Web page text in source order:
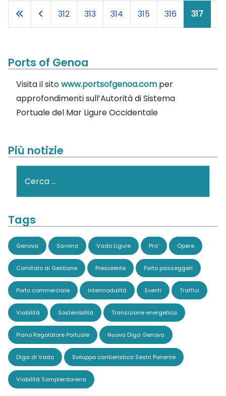
312 313 314 315 316 317
Ports of Genoa
Visita il sitowww.portsofgenoa.com per
approfondimenti sull’Autorità di Sistema
Portuale del Mar Ligure Occidentale
Più notizie
Tags
Genova Savona Vado Ligure Pra' Opere
Comitato di Gestione Presidente Porto passeggeri
Porto commerciale Intermodalità Eventi Traffici
Viabilità Sostenibilità Transizione energetica
Piano Regolatore Portuale Nuova Diga Genova
Diga di Vado Sviluppo cantieristica Sestri Ponente
Viabilità Sampierdarena